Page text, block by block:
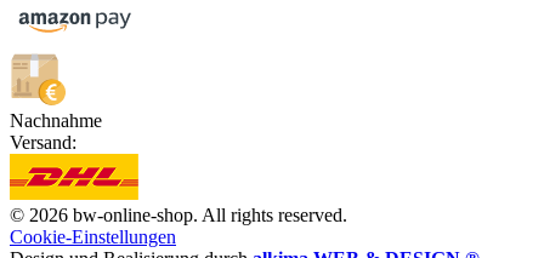
Nachnahme
Versand:
© 2026 bw-online-shop. All rights reserved.
Cookie-Einstellungen